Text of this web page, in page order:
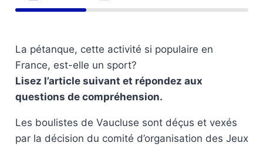
La pétanque, cette activité si populaire en
France, est-elle un sport?
Lisez l’article suivant et répondez aux
questions de compréhension.
Les boulistes de Vaucluse sont déçus et vexés
par la décision du comité d’organisation des Jeux